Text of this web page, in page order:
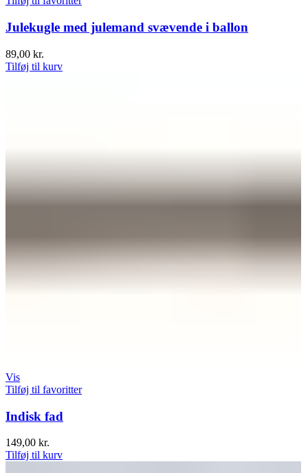
Julekugle med julemand svævende i ballon
89,00 kr.
Tilføj til kurv
Vis
Tilføj til favoritter
Indisk fad
149,00 kr.
Tilføj til kurv